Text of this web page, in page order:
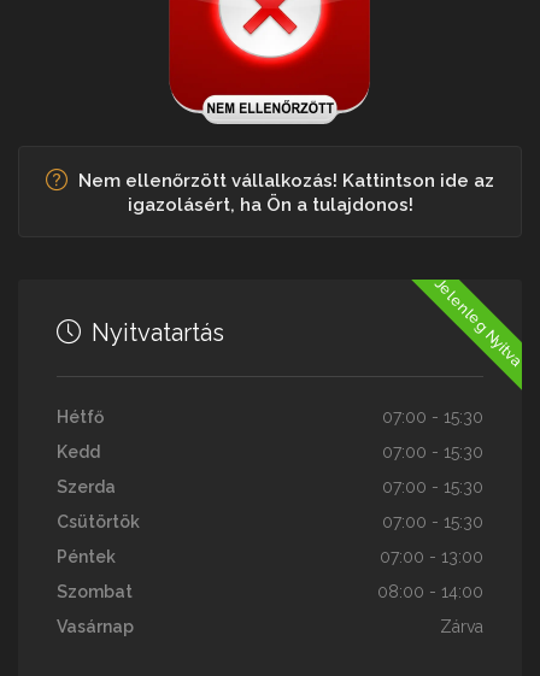
Nem ellenőrzött vállalkozás! Kattintson ide az
igazolásért, ha Ön a tulajdonos!
Jelenleg Nyitva
Nyitvatartás
Hétfő
07:00 - 15:30
Kedd
07:00 - 15:30
Szerda
07:00 - 15:30
Csütörtök
07:00 - 15:30
Péntek
07:00 - 13:00
Szombat
08:00 - 14:00
Vasárnap
Zárva